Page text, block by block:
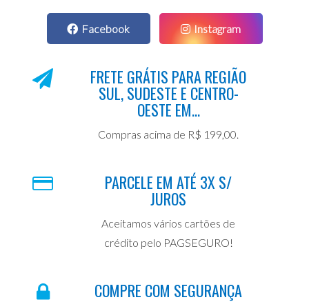
Facebook Instagram
FRETE GRÁTIS PARA REGIÃO
SUL, SUDESTE E CENTRO-
OESTE EM...
Compras acima de R$ 199,00.
PARCELE EM ATÉ 3X S/
JUROS
Aceitamos vários cartões de
crédito pelo PAGSEGURO!
COMPRE COM SEGURANÇA